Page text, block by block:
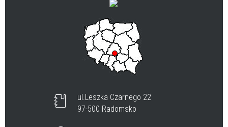
ul.Leszka Czarnego 22
97-500 Radomsko